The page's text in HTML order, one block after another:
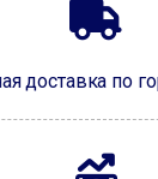
доставка по